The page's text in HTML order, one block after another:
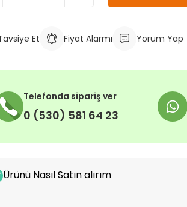
Et Fiyat Alarmı Yorum Yap
Telefonda sipariş ver
0 (530) 581 64 23
Ürünü Nasıl Satın alırım